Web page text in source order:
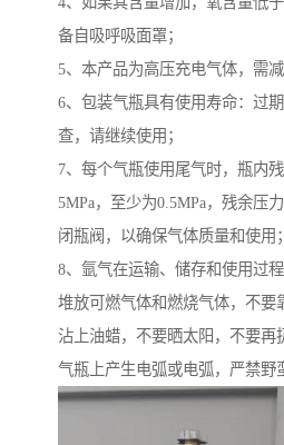
备自吸呼吸面罩；
5、本产品为高压充电气体，需减
6、包装气瓶具有使用寿命：过
查，请继续使用；
7、每个气瓶使用尾气时，瓶内
5MPa，至少为0.5MPa，残余压
闭瓶阀，以确保气体质量和使用；
8、氩气在运输、储存和使用过
堆放可燃气体和燃烧气体，不要
沾上油蜡，不要晒太阳，不要再
气瓶上产生电弧或电弧，严禁野